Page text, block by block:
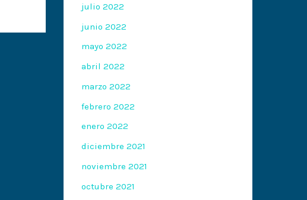
julio 2022
junio 2022
mayo 2022
abril 2022
marzo 2022
febrero 2022
enero 2022
diciembre 2021
noviembre 2021
octubre 2021